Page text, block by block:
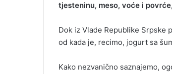
a
l
tjesteninu, meso, voće i
Dok iz Vlade Republike Srpske
od kada je, recimo, jogurt sa
Kako nezvanično saznajemo,